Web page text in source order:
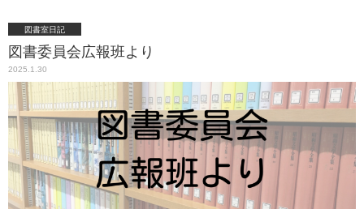
も経験し、経済学部へ進み、金融業界へ就職した卒業生ですから、比較
的まっすぐな道を進んでいるように見えますが、高校２年の頃はどのよ
うに語っていたのでしょう？もしかすると全く違う未来だったかもしれ
ません。
書『伸びる子の育て方』の巻末に掲載したものです）最終確認のヒント
にチェック表で確認。書類は取り違えないように学校ごとにファイルし
ておく。 □ 体調不良に備え、マスクの替え、鼻血対応のティッシュ、エ
チケット袋等も持っておく。 □ 着る物は着やすくて温度調節ができるも
のを。（保護者室が寒い場合もあるので、親御さんも備えて） □ 前日は
消化のいい物を早めに食べて寝る。（寝られなくてもそれが普通。身体
を休めるだけでも大丈夫） □ 移動時間はもう一度シミュレーション。土
日はダイヤや到着ホームが違うことも。万が一に備えて他の路線があれ
図書室日記
図書委員会広報班より
2025.1.30